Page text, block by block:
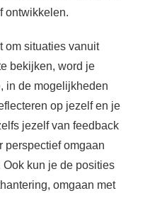
ontwikkelen.
om situaties vanuit
bekijken, word je
in de mogelijkheden
op jezelf en je
jezelf van feedback
perspectief omgaan
kun je de posities
omgaan met